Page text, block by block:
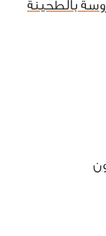
بالطحينة